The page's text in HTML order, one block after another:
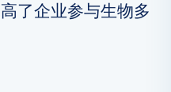
了企业参与生物多